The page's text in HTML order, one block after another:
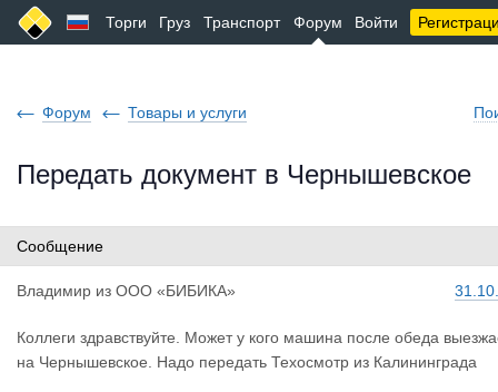
Торги Груз Транспорт Форум Войти
Форум Товары и услуги
Передать документ в Чернышевское
Сообщение
Владимир из ООО «БИБИКА»
Коллеги здравствуйте. Может у кого машина после обеда
на Чернышевское. Надо передать Техосмотр из Калининграда